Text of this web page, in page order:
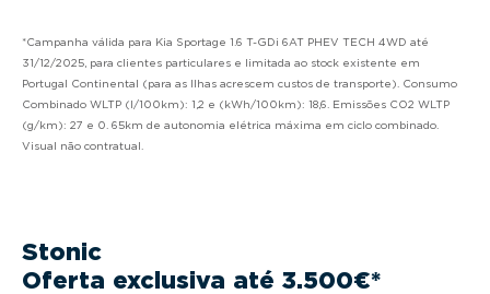
*Campanha válida para Kia Sportage 1.6 T-GDi 6AT PHEV TECH 4WD até
31/12/2025, para clientes particulares e limitada ao stock existente em
Portugal Continental (para as Ilhas acrescem custos de transporte). Consumo
Combinado WLTP (l/100km): 1,2 e (kWh/100km): 18,6. Emissões CO2 WLTP
(g/km): 27 e 0. 65km de autonomia elétrica máxima em ciclo combinado.
Visual não contratual.
Stonic
Oferta exclusiva até 3.500€*